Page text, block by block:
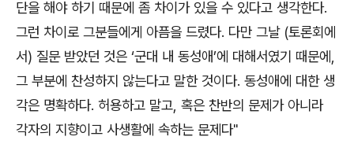
단을 해야 하기 때문에 좀 차이가 있을 수 있다고 생각한다.
그런 차이로 그분들에게 아픔을 드렸다. 다만 그날 (토론회에
서) 질문 받았던 것은 ‘군대 내 동성애’에 대해서였기 때문에,
그 부분에 찬성하지 않는다고 말한 것이다. 동성애에 대한 생
각은 명확하다. 허용하고 말고, 혹은 찬반의 문제가 아니라
각자의 지향이고 사생활에 속하는 문제다"